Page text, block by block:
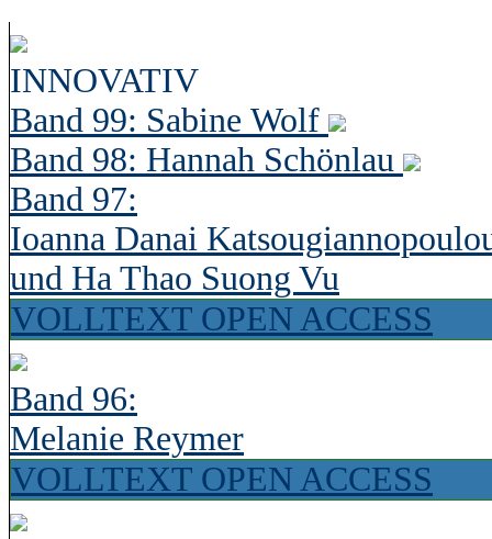
INNOVATIV
Band 99: Sabine Wolf
Band 98: Hannah Schönlau
Band 97:
Ioanna Danai
und Ha Thao Suong Vu
VOLLTEXT OPEN ACCESS
Band 96:
Melanie Reymer
VOLLTEXT OPEN ACCESS